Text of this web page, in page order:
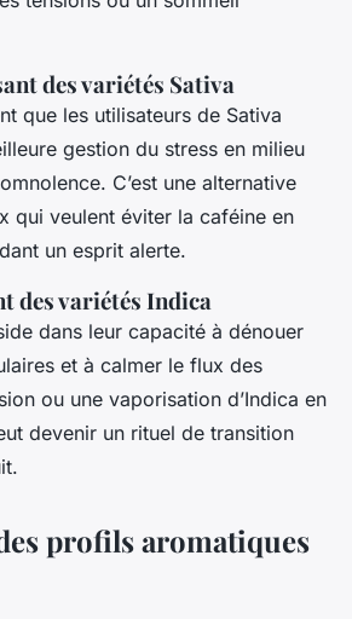
des variétés Sativa
que les utilisateurs de Sativa
gestion du stress en milieu
C’est une alternative
qui veulent éviter la caféine en
un esprit alerte.
des variétés Indica
dans leur capacité à dénouer
et à calmer le flux des
ou une vaporisation d’Indica en
devenir un rituel de transition
profils aromatiques